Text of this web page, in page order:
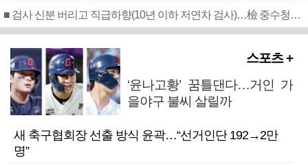
■ 검사 신분 버리고 직급하향(10년 이하 저연차 검사)…檢 중수청행 기피
스포츠 +
‘윤나고황’ 꿈틀댄다…거인 가
을야구 불씨 살릴까
새 축구협회장 선출 방식 윤곽…“선거인단 192→2만
명”